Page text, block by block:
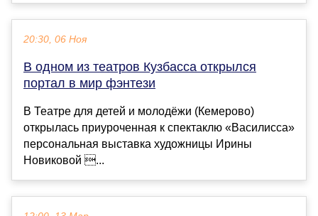
20:30, 06 Ноя
В одном из театров Кузбасса открылся
портал в мир фэнтези
В Театре для детей и молодёжи (Кемерово)
открылась приуроченная к спектаклю «Василисса»
персональная выставка художницы Ирины
Новиковой ...